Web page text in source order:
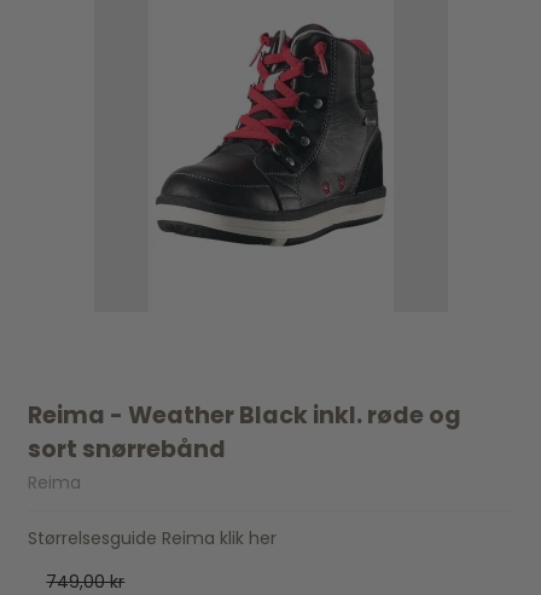
Reima - Weather Black inkl. røde og
sort snørrebånd
Reima
Størrelsesguide Reima klik her
749,00 kr